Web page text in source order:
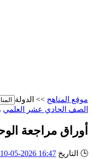
موقع المناهج >> الدولة
الصف الحادي عشر العلمي
أوراق مراجعة
🕒 التاريخ 16:47 2026-05-10